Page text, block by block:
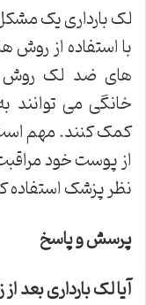
لک بارداری یک
با استفاده از
های ضد لک روش
خانگی می
کمک کنند. مهم
از پوست خود
نظر پزشک استفاده
پرسش و پاسخ
آیا لک بارداری بعد